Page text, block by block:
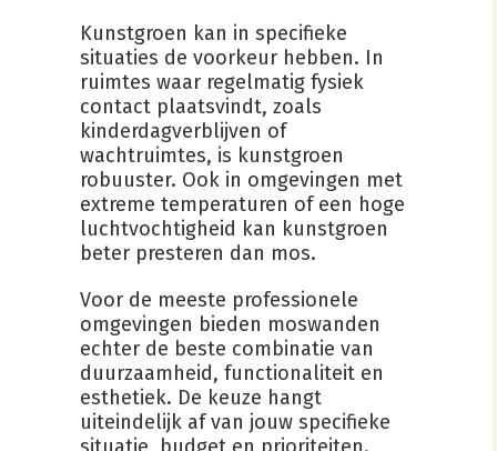
Kunstgroen kan in specifieke
situaties de voorkeur hebben. In
ruimtes waar regelmatig fysiek
contact plaatsvindt, zoals
kinderdagverblijven of
wachtruimtes, is kunstgroen
robuuster. Ook in omgevingen met
extreme temperaturen of een hoge
luchtvochtigheid kan kunstgroen
beter presteren dan mos.
Voor de meeste professionele
omgevingen bieden moswanden
echter de beste combinatie van
duurzaamheid, functionaliteit en
esthetiek. De keuze hangt
uiteindelijk af van jouw specifieke